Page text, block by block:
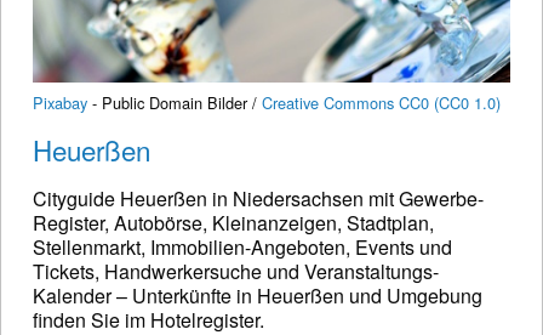
Pixabay - Public Domain Bilder / Creative Commons CC0 (CC0 1.0)
Heuerßen
Cityguide Heuerßen in Niedersachsen mit Gewerbe-
Register, Autobörse, Kleinanzeigen, Stadtplan,
Stellenmarkt, Immobilien-Angeboten, Events und
Tickets, Handwerkersuche und Veranstaltungs-
Kalender – Unterkünfte in Heuerßen und Umgebung
finden Sie im Hotelregister.